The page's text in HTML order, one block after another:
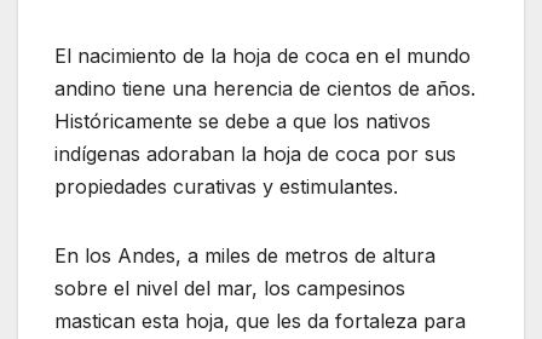
El nacimiento de la hoja de coca en el mundo
andino tiene una herencia de cientos de años.
Históricamente se debe a que los nativos
indígenas adoraban la hoja de coca por sus
propiedades curativas y estimulantes.
En los Andes, a miles de metros de altura
sobre el nivel del mar, los campesinos
mastican esta hoja, que les da fortaleza para